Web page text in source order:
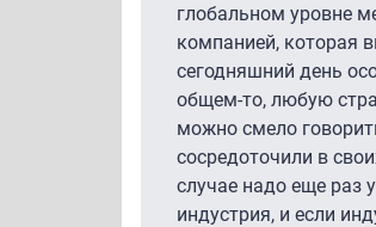
глобальном уровне
компанией, которая
сегодняшний день
общем-то, любую
можно смело
сосредоточили в
случае надо еще раз
индустрия, и если